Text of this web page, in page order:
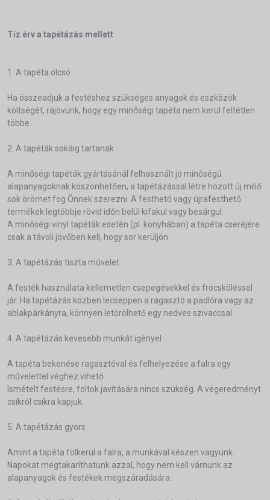
Tíz érv a tapétázás mellett
1. A tapéta olcsó
Ha összeadjuk a festéshez szükséges anyagok és eszközök
költségét, rájövünk, hogy egy minőségi tapéta nem kerül feltétlen
többe.
2. A tapéták sokáig tartanak
A minőségi tapéták gyártásánál felhasznált jó minőségű
alapanyagoknak köszönhetően, a tapétázással létre hozott új miliő
sok örömet fog Önnek szerezni. A festhető vagy újrafesthető
termékek legtöbbje rövid időn belül kifakul vagy besárgul.
A minőségi vinyl tapéták esetén (pl. konyhában) a tapéta cseréjére
csak a távoli jövőben kell, hogy sor kerüljön.
3. A tapétázás tiszta művelet
A festék használata kellemetlen csepegésekkel és fröcsköléssel
jár. Ha tapétázás közben lecseppen a ragasztó a padlóra vagy az
ablakpárkányra, könnyen letörölhető egy nedves szivaccsal.
4. A tapétázás kevesebb munkát igényel
A tapéta bekenése ragasztóval és felhelyezése a falra egy
művelettel véghez vihető.
Ismételt festésre, foltok javítására nincs szükség. A végeredményt
csíkról csíkra kapjuk.
5. A tapétázás gyors
Amint a tapéta fölkerül a falra, a munkával készen vagyunk.
Napokat megtakaríthatunk azzal, hogy nem kell várnunk az
alapanyagok és festékek megszáradására.